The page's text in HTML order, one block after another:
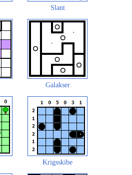
Slant
Galakser
Krigsskibe